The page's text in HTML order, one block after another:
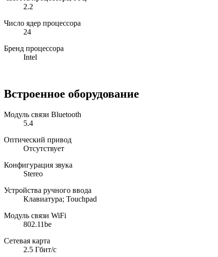
2.2
Число ядер процессора
24
Бренд процессора
Intel
Встроенное оборудование
Модуль связи Bluetooth
5.4
Оптический привод
Отсутствует
Конфигурация звука
Stereo
Устройства ручного ввода
Клавиатура; Touchpad
Модуль связи WiFi
802.11be
Сетевая карта
2.5 Гбит/с